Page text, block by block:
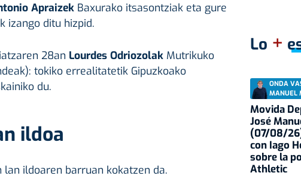
ApraizekBaxurako itsasontziak eta gure
izango ditu hizpid.
28an Lourdes OdriozolakMutrikuko
tokiko errealitatetik Gipuzkoako
du.
ildoa
lan ildoaren barruan kokatzen da.
Lo +
ONDA
MANUEL
Movida
José
(07/08/
con Iago
sobre la
Athletic